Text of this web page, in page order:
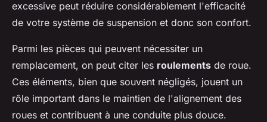
excessive peut réduire considérablement l'efficacité
de votre système de suspension et donc son confort.
Parmi les pièces qui peuvent nécessiter un
remplacement, on peut citer les roulements de roue.
Ces éléments, bien que souvent négligés, jouent un
rôle important dans le maintien de l'alignement des
roues et contribuent à une conduite plus douce.